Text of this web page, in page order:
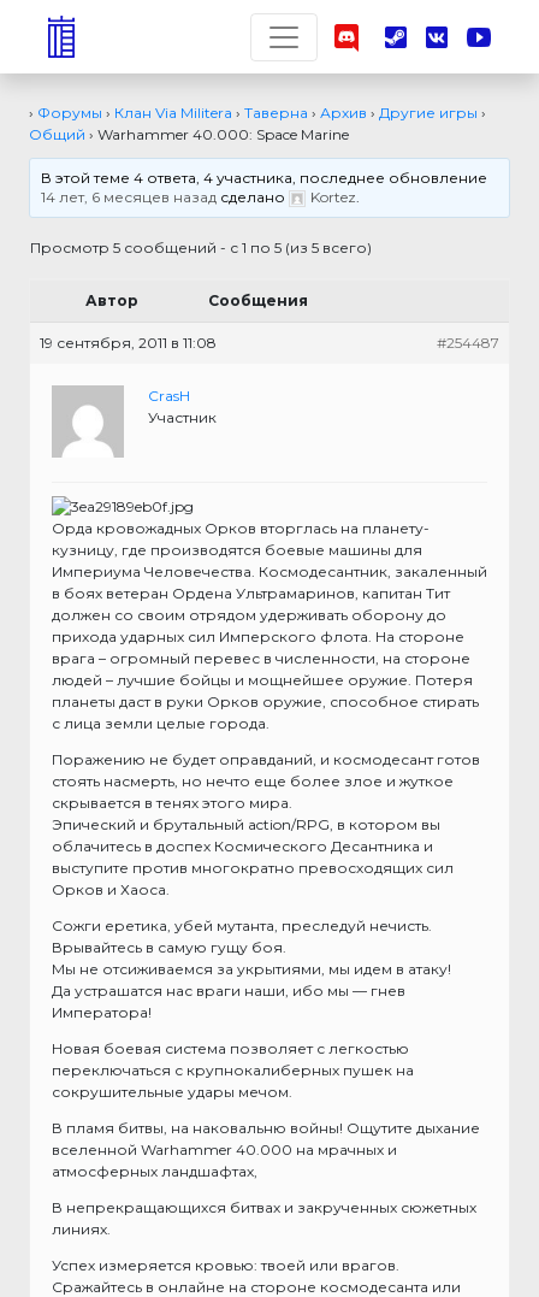
› Форумы › Клан Via Militera › Таверна › Архив › Другие игры ›
Общий › Warhammer 40.000: Space Marine
В этой теме 4 ответа, 4 участника, последнее обновление
14 лет, 6 месяцев назад сделано Kortez.
Просмотр 5 сообщений - с 1 по 5 (из 5 всего)
Автор Сообщения
19 сентября, 2011 в 11:08 #254487
CrasH
Участник
Орда кровожадных Орков вторглась на планету-
кузницу, где производятся боевые машины для
Империума Человечества. Космодесантник, закаленный
в боях ветеран Ордена Ультрамаринов, капитан Тит
должен со своим отрядом удерживать оборону до
прихода ударных сил Имперского флота. На стороне
врага – огромный перевес в численности, на стороне
людей – лучшие бойцы и мощнейшее оружие. Потеря
планеты даст в руки Орков оружие, способное стирать
с лица земли целые города.
Поражению не будет оправданий, и космодесант готов
стоять насмерть, но нечто еще более злое и жуткое
скрывается в тенях этого мира.
Эпический и брутальный action/RPG, в котором вы
облачитесь в доспех Космического Десантника и
выступите против многократно превосходящих сил
Орков и Хаоса.
Сожги еретика, убей мутанта, преследуй нечисть.
Врывайтесь в самую гущу боя.
Мы не отсиживаемся за укрытиями, мы идем в атаку!
Да устрашатся нас враги наши, ибо мы — гнев
Императора!
Новая боевая система позволяет с легкостью
переключаться с крупнокалиберных пушек на
сокрушительные удары мечом.
В пламя битвы, на наковальню войны! Ощутите дыхание
вселенной Warhammer 40.000 на мрачных и
атмосферных ландшафтах,
В непрекращающихся битвах и закрученных сюжетных
линиях.
Успех измеряется кровью: твоей или врагов.
Сражайтесь в онлайне на стороне космодесанта или